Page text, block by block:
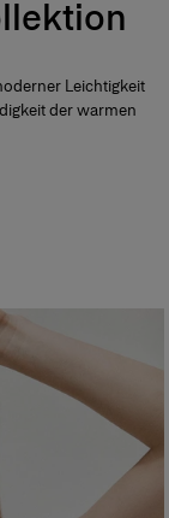
Leichtigkeit
der warmen